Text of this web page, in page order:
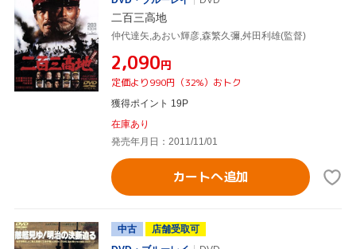
二百三高地
仲代達矢,あおい輝彦,森繁久彌,舛田利雄(監督)
¥2,090円
定価より990円（32%）おトク
獲得ポイント 19P
在庫あり
発売年月日：2011/11/01
カートへ追加
中古
店舗受取可